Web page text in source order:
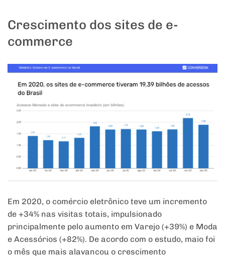
Crescimento dos sites de e-
commerce
Em 2020, o comércio eletrônico teve um incremento
de +34% nas visitas totais, impulsionado
principalmente pelo aumento em Varejo (+39%) e Moda
e Acessórios (+82%). De acordo com o estudo, maio foi
o mês que mais alavancou o crescimento